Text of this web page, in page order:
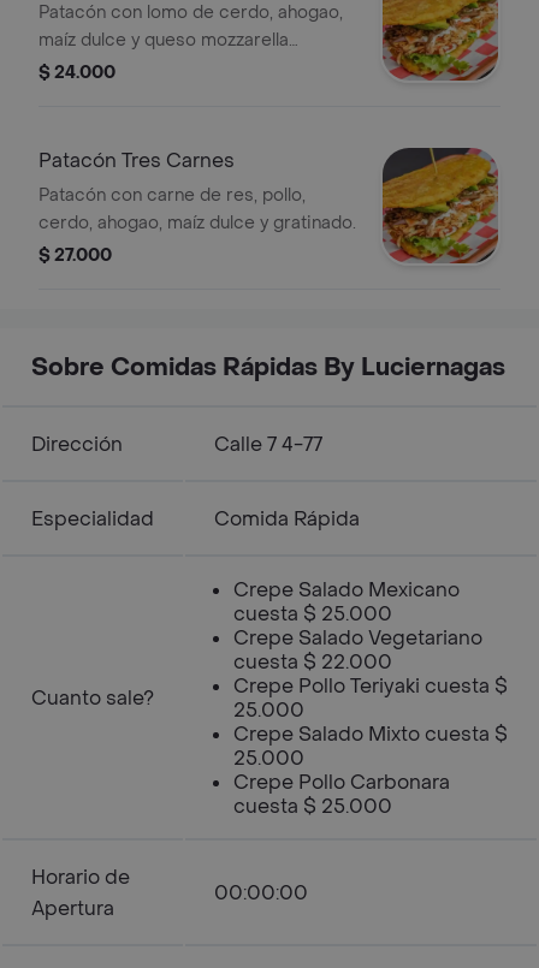
Patacón con lomo de cerdo, ahogao,
maíz dulce y queso mozzarella
gratinado.
$ 24.000
Patacón Tres Carnes
Patacón con carne de res, pollo,
cerdo, ahogao, maíz dulce y gratinado.
$ 27.000
Sobre Comidas Rápidas By Luciernagas
Dirección Calle 7 4-77
Especialidad Comida Rápida
Cuanto sale?
Crepe Salado Mexicano
cuesta $ 25.000
Crepe Salado Vegetariano
cuesta $ 22.000
Crepe Pollo Teriyaki cuesta $
25.000
Crepe Salado Mixto cuesta $
25.000
Crepe Pollo Carbonara
cuesta $ 25.000
Horario de
Apertura
00:00:00